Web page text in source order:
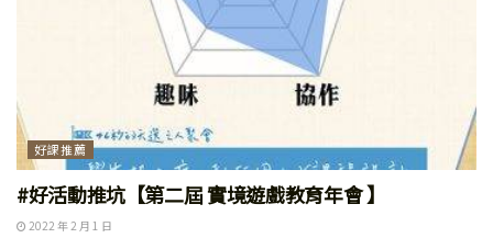
好課推薦
#好活動推坑【第二屆 實境遊戲教育年會 】
2022 年 2 月 1 日